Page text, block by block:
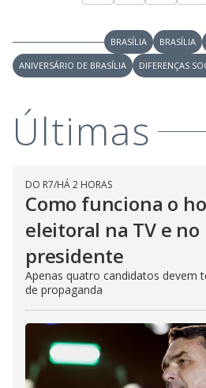
BRASÍLIA BRASÍLIA
ANIVERSÁRIO DE BRASÍLIA
DIFERENÇAS
Últimas
DO R7/HÁ 2 HORAS
Como funciona o
eleitoral na TV e
presidente
Apenas quatro candidatos devem
de propaganda